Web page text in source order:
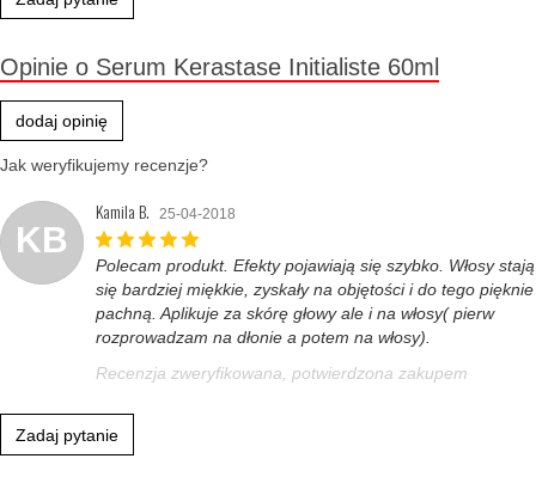
Opinie o Serum Kerastase Initialiste 60ml
dodaj opinię
Jak weryfikujemy recenzje?
KB
Kamila B. 25-04-2018
Polecam produkt. Efekty pojawiają się szybko. Włosy stają
się bardziej miękkie, zyskały na objętości i do tego pięknie
pachną. Aplikuje za skórę głowy ale i na włosy( pierw
rozprowadzam na dłonie a potem na włosy).
Recenzja zweryfikowana, potwierdzona zakupem
Zadaj pytanie